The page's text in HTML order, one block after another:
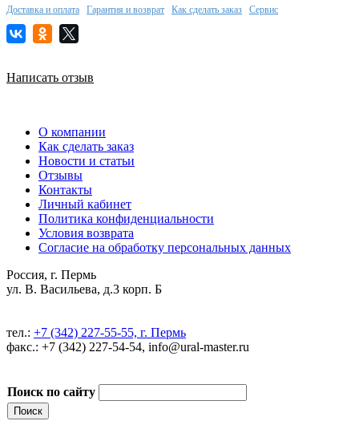
Доставка и оплата Гарантия и возврат Как сделать заказ Сервис
Написать отзыв
О компании
Как сделать заказ
Новости и статьи
Отзывы
Контакты
Личный кабинет
Политика конфиденциальности
Условия возврата
Согласие на обработку персональных данных
Россия, г. Пермь
ул. В. Васильева, д.3 корп. Б
тел.: +7 (342) 227-55-55, г. Пермь
факс.: +7 (342) 227-54-54, info@ural-master.ru
Поиск по сайту